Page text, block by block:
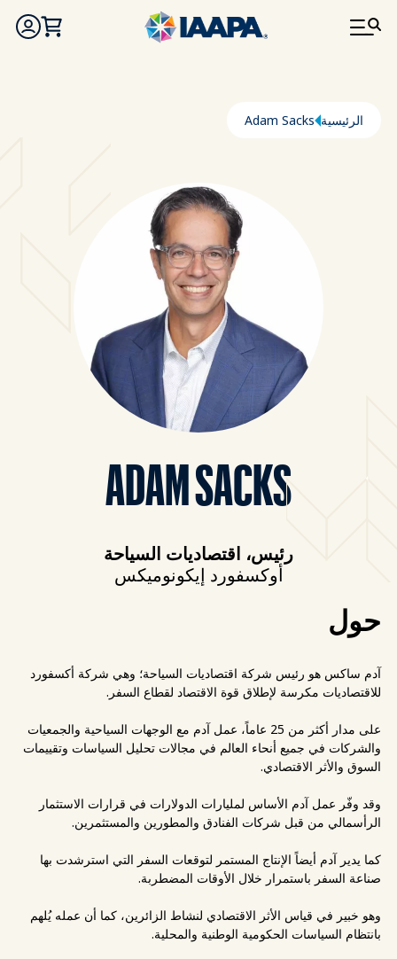
تجاوز إلى المحتوى الرئيسي
مسار التنقل
الرئيسية Adam Sacks
ADAM SACKS
رئيس، اقتصاديات السياحة
أوكسفورد إيكونوميكس
حول
آدم ساكس هو رئيس شركة اقتصاديات السياحة؛ وهي شركة أكسفورد
للاقتصاديات مكرسة لإطلاق قوة الاقتصاد لقطاع السفر.
على مدار أكثر من 25 عاماً، عمل آدم مع الوجهات السياحية والجمعيات
والشركات في جميع أنحاء العالم في مجالات تحليل السياسات وتقييمات
السوق والأثر الاقتصادي.
وقد وفّر عمل آدم الأساس لمليارات الدولارات في قرارات الاستثمار
الرأسمالي من قبل شركات الفنادق والمطورين والمستثمرين.
كما يدير آدم أيضاً الإنتاج المستمر لتوقعات السفر التي استرشدت بها
صناعة السفر باستمرار خلال الأوقات المضطربة.
وهو خبير في قياس الأثر الاقتصادي لنشاط الزائرين، كما أن عمله يُلهم
بانتظام السياسات الحكومية الوطنية والمحلية.